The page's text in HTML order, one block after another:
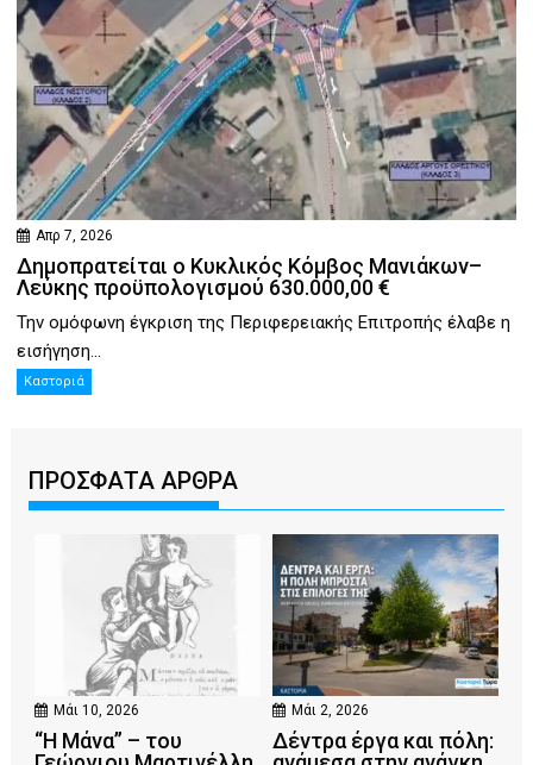
Απρ 7, 2026
Δημοπρατείται ο Κυκλικός Κόμβος Μανιάκων–
Λεύκης προϋπολογισμού 630.000,00 €
Την ομόφωνη έγκριση της Περιφερειακής Επιτροπής έλαβε η
εισήγηση...
Καστοριά
ΠΡΟΣΦΑΤΑ ΑΡΘΡΑ
Μάι 10, 2026
“Η Μάνα” – του
Μάι 2, 2026
Δέντρα έργα και πόλη: